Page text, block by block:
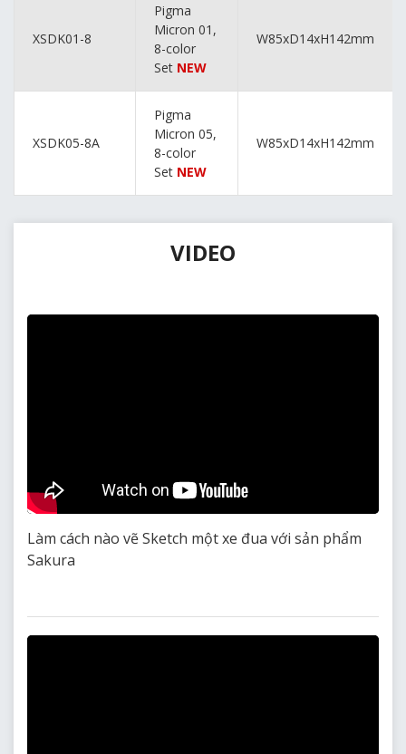
XSDK01-8
Pigma
Micron 01,
8-color
Set NEW
W85xD14xH142mm
XSDK05-8A
Pigma
Micron 05,
8-color
Set NEW
W85xD14xH142mm
VIDEO
Làm cách nào vẽ Sketch một xe đua với sản phẩm
Sakura